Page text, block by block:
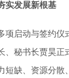
实发展新根基
项启动与签约仪
、秘书长贾昊正
短缺、资源分